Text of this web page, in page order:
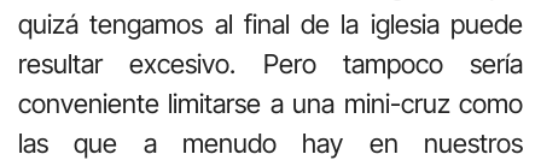
quizá tengamos al final de la iglesia puede
resultar excesivo. Pero tampoco sería
conveniente limitarse a una mini-cruz como
las que a menudo hay en nuestros